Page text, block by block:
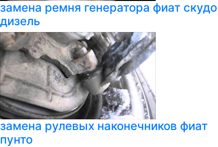
замена ремня генератора фиат скудо
дизель
замена рулевых наконечников фиат
пунто